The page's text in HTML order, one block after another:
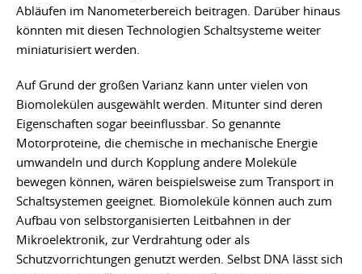
Abläufen im Nanometerbereich beitragen. Darüber hinaus
könnten mit diesen Technologien Schaltsysteme weiter
miniaturisiert werden.
Auf Grund der großen Varianz kann unter vielen von
Biomolekülen ausgewählt werden. Mitunter sind deren
Eigenschaften sogar beeinflussbar. So genannte
Motorproteine, die chemische in mechanische Energie
umwandeln und durch Kopplung andere Moleküle
bewegen können, wären beispielsweise zum Transport in
Schaltsystemen geeignet. Biomoleküle können auch zum
Aufbau von selbstorganisierten Leitbahnen in der
Mikroelektronik, zur Verdrahtung oder als
Schutzvorrichtungen genutzt werden. Selbst DNA lässt sich